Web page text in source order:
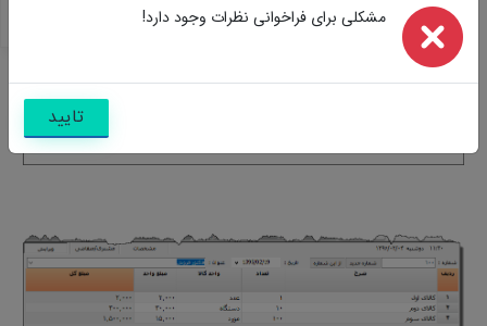
مشکلی برای فراخوانی نظرات وجود دارد!
تایید